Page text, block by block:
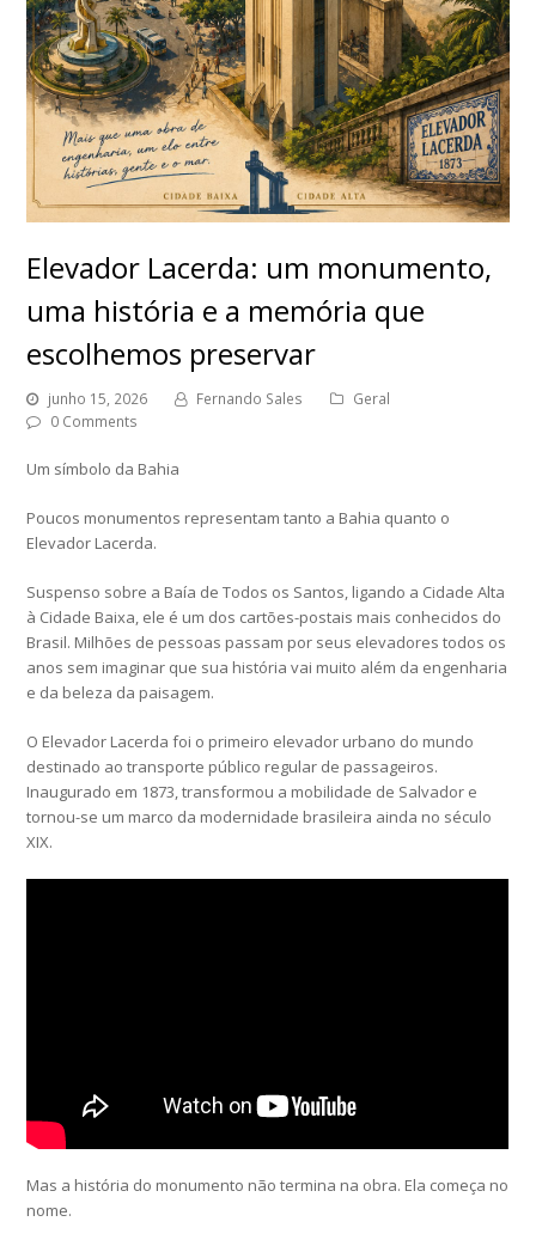
Elevador Lacerda: um monumento,
uma história e a memória que
escolhemos preservar
junho 15, 2026 Fernando Sales
Geral
0 Comments
Um símbolo da Bahia
Poucos monumentos representam tanto a Bahia quanto o
Elevador Lacerda.
Suspenso sobre a Baía de Todos os Santos, ligando a Cidade Alta
à Cidade Baixa, ele é um dos cartões-postais mais conhecidos do
Brasil. Milhões de pessoas passam por seus elevadores todos os
anos sem imaginar que sua história vai muito além da engenharia
e da beleza da paisagem.
O Elevador Lacerda foi o primeiro elevador urbano do mundo
destinado ao transporte público regular de passageiros.
Inaugurado em 1873, transformou a mobilidade de Salvador e
tornou-se um marco da modernidade brasileira ainda no século
XIX.
Mas a história do monumento não termina na obra. Ela começa no
nome.